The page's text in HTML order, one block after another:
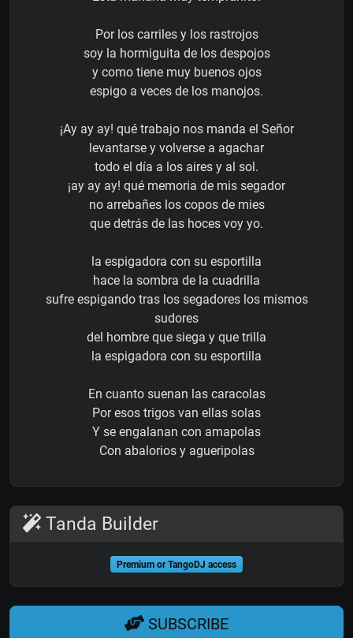
Por los carriles y los rastrojos
soy la hormiguita de los despojos
y como tiene muy buenos ojos
espigo a veces de los manojos.
¡Ay ay ay! qué trabajo nos manda el Señor
levantarse y volverse a agachar
todo el día a los aires y al sol.
¡ay ay ay! qué memoria de mis segador
no arrebañes los copos de mies
que detrás de las hoces voy yo.
la espigadora con su esportilla
hace la sombra de la cuadrilla
sufre espigando tras los segadores los mismos
sudores
del hombre que siega y que trilla
la espigadora con su esportilla
En cuanto suenan las caracolas
Por esos trigos van ellas solas
Y se engalanan con amapolas
Con abalorios y agueripolas
Tanda Builder
Premium or TangoDJ access
SUBSCRIBE